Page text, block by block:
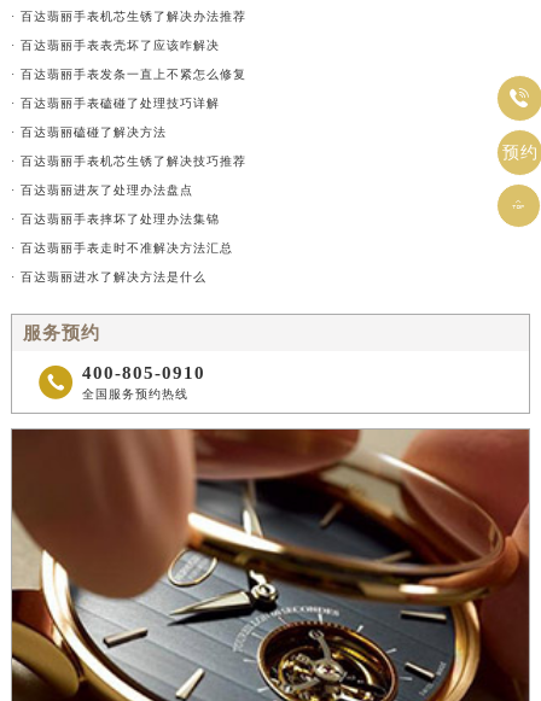
· 百达翡丽手表机芯生锈了解决办法推荐
· 百达翡丽手表表壳坏了应该咋解决
· 百达翡丽手表发条一直上不紧怎么修复
· 百达翡丽手表磕碰了处理技巧详解
· 百达翡丽磕碰了解决方法
· 百达翡丽手表机芯生锈了解决技巧推荐
· 百达翡丽进灰了处理办法盘点
· 百达翡丽手表摔坏了处理办法集锦
· 百达翡丽手表走时不准解决方法汇总
· 百达翡丽进水了解决方法是什么
服务预约
 400-805-0910
全国服务预约热线

预约
